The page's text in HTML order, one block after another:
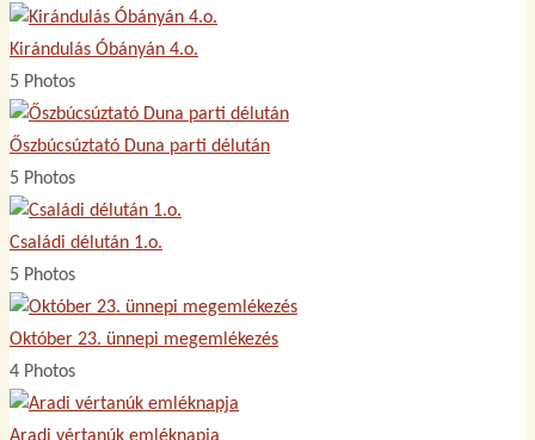
Kirándulás Óbányán 4.o.
5 Photos
Őszbúcsúztató Duna parti délután
5 Photos
Családi délután 1.o.
5 Photos
Október 23. ünnepi megemlékezés
4 Photos
Aradi vértanúk emléknapja